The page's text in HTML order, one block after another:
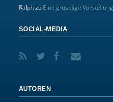
Ralphzu Eine gruselige Vorstellung
SOCIAL-MEDIA
AUTOREN